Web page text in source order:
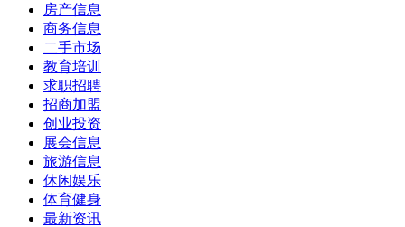
房产信息
商务信息
二手市场
教育培训
求职招聘
招商加盟
创业投资
展会信息
旅游信息
休闲娱乐
体育健身
最新资讯